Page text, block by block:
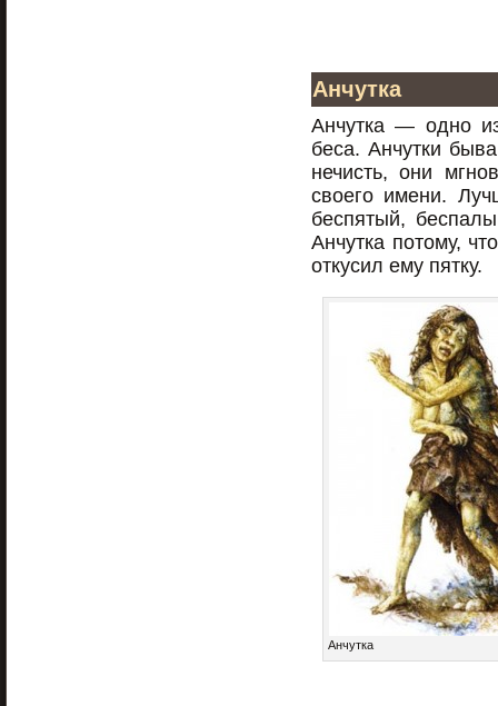
Анчутка
Анчутка — одно
беса. Анчутки
нечисть, они
своего имени.
беспятый,
Анчутка потому,
откусил ему пятку.
Анчутка